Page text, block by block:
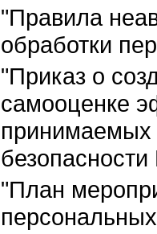
"Правила
обработки
"Приказ о
самооценке
"План